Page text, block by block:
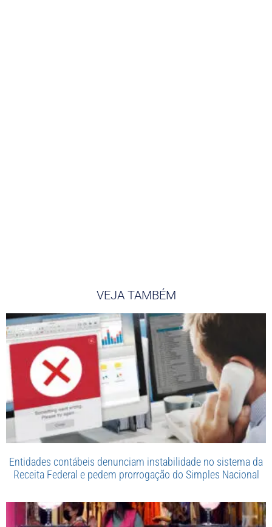
VEJA TAMBÉM
Entidades contábeis denunciam instabilidade no sistema da
Receita Federal e pedem prorrogação do Simples Nacional